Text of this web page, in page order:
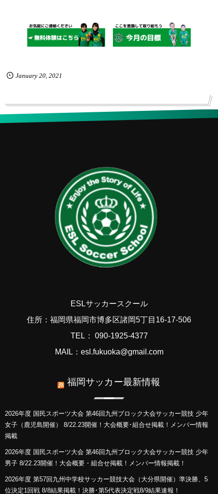
January 20, 2021
ESLサッカースクール
住所：福岡県福岡市博多区諸岡5丁目16-17-506
TEL： 090-1925-4377
MAIL：esl.fukuoka@gmail.com
福岡サッカー最新情報
2026年度 国民スポーツ大会 第46回九州ブロック大会サッカー競技 少年
女子（鹿児島開催） 8/22.23開催！大会概要･組合せ掲載！メンバー情報
掲載
2026年度 国民スポーツ大会 第46回九州ブロック大会サッカー競技 少年
男子 8/22.23開催！大会概要・組合せ掲載！メンバー情報掲載！
2026年度 第57回九州中学校サッカー競技大会（大分県開催）準決勝、5
位決定1回戦 8/8結果掲載！決勝･第5代表決定戦8/9結果速報！